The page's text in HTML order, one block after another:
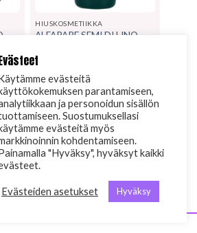
HIUSKOSMETIIKKA
ALFAPARF SEMI DI LINO
hiusten shampoo 1000ml
Lisää Ostoskoriin
evästeitä
parantamiseen,
ja personoidun sisällön
Suostumuksellasi
evästeitä myös
kohdentamiseen.
"Hyväksy", hyväksyt kaikki
Evästeiden asetukset Hyväksy